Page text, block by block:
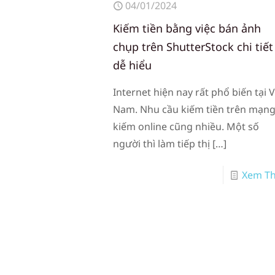
04/01/2024
Kiếm tiền bằng việc bán ảnh
chụp trên ShutterStock chi tiết
dễ hiểu
Internet hiện nay rất phổ biến tại
Nam. Nhu cầu kiếm tiền trên
kiếm online cũng nhiều. Một số
người thì làm tiếp thị […]
Xem